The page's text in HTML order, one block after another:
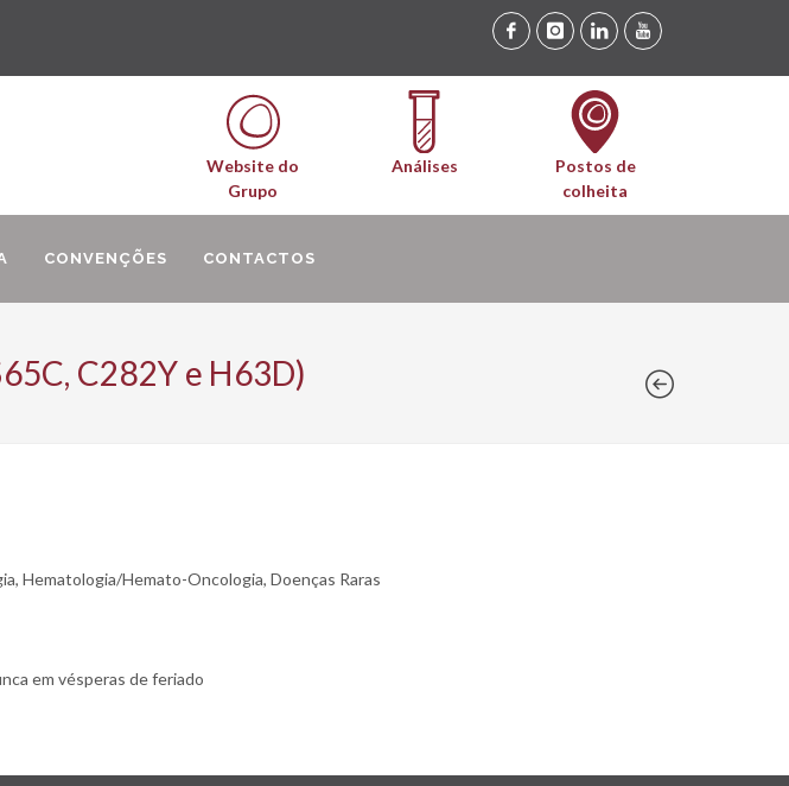
Website do
Grupo
Análises
Postos de
colheita
CONVENÇÕES CONTACTOS
C282Y e H63D)
Hematologia/Hemato-Oncologia, Doenças Raras
em vésperas de feriado